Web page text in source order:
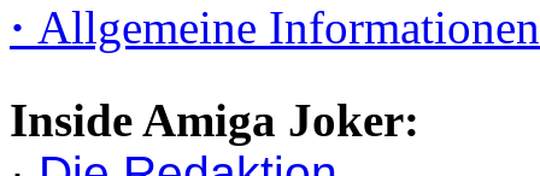
· Allgemeine Informationen
Inside Amiga Joker: